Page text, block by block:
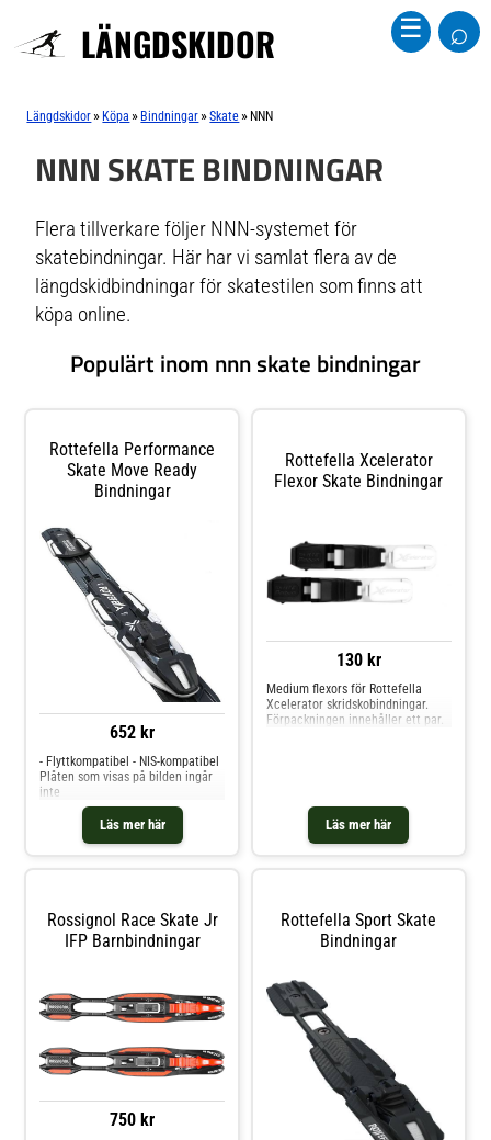
LÄNGDSKIDOR ☰ ⌕
Längdskidor » Köpa » Bindningar »Skate » NNN
NNN SKATE BINDNINGAR
Flera tillverkare följer NNN-systemet för
skatebindningar. Här har vi samlat flera av de
längdskidbindningar för skatestilen som finns att
köpa online.
Populärt inom nnn skate bindningar
Rottefella Performance
Skate Move Ready
Bindningar
652 kr
Läs mer här
- Flyttkompatibel - NIS-kompatibel
Plåten som visas på bilden ingår
inte
Rottefella Xcelerator
Flexor Skate Bindningar
130 kr
Läs mer här
Medium flexors för Rottefella
Xcelerator skridskobindningar.
Förpackningen innehåller ett par.
Rossignol Race Skate Jr
IFP Barnbindningar
750 kr
Rottefella Sport Skate
Bindningar